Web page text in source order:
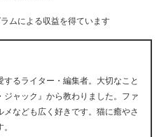
ムによる収益を得ています
するライター・編集者。大切なこと
ジャック』から教わりました。ファ
メなども広く好きです。猫に癒やさ